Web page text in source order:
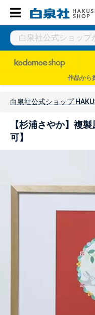
作品から
白泉社公式ショップ
【杉浦さやか】複
可】